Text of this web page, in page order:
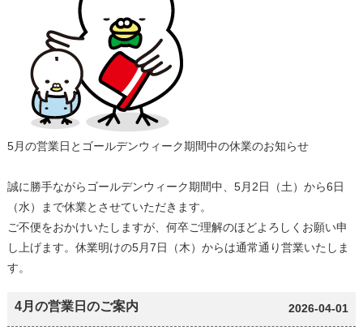
5月の営業日とゴールデンウィーク期間中の休業のお知らせ
誠に勝手ながらゴールデンウィーク期間中、5月2日（土）から6日
（水）まで休業とさせていただきます。
ご不便をおかけいたしますが、何卒ご理解のほどよろしくお願い申
し上げます。休業明けの5月7日（木）からは通常通り営業いたしま
す。
4月の営業日のご案内 2026-04-01